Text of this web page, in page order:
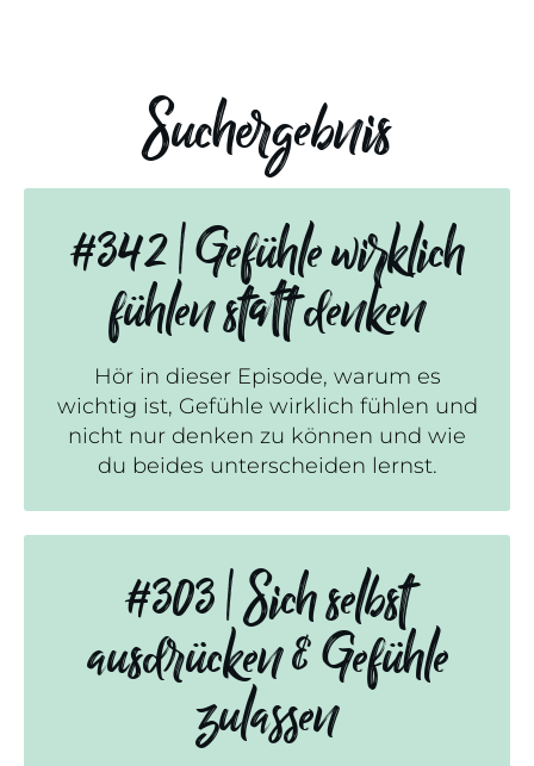
Suchergebnis
#342 | Gefühle wirklich
fühlen statt denken
Hör in dieser Episode, warum es
wichtig ist, Gefühle wirklich fühlen und
nicht nur denken zu können und wie
du beides unterscheiden lernst.
#303 | Sich selbst
ausdrücken & Gefühle
zulassen